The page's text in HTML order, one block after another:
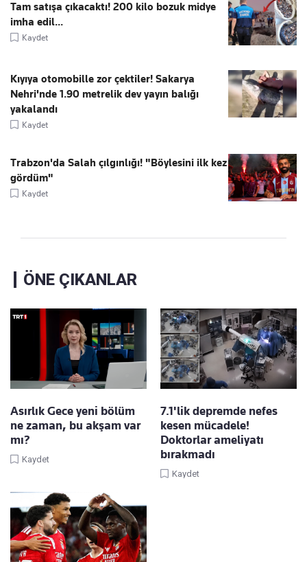
Tam satışa çıkacaktı! 200 kilo bozuk midye
imha edil...
Kaydet
Kıyıya otomobille zor çektiler! Sakarya
Nehri'nde 1.90 metrelik dev yayın balığı
yakalandı
Kaydet
Trabzon'da Salah çılgınlığı! "Böylesini ilk kez
gördüm"
Kaydet
ÖNE ÇIKANLAR
Asırlık Gece yeni bölüm
ne zaman, bu akşam var
mı?
Kaydet
7.1'lik depremde nefes
kesen mücadele!
Doktorlar ameliyatı
bırakmadı
Kaydet